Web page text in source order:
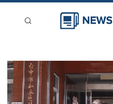
新聞稿分類
登入